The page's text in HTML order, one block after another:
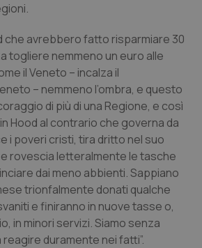
di Bolzano
di Trento
Scompenso
che avrebbero fatto risparmiare 30
togliere nemmeno un euro alle
il Veneto – incalza il
– nemmeno l’ombra, e questo
di più di una Regione, e così
Hood al contrario che governa da
i poveri cristi, tira dritto nel suo
rovescia letteralmente le tasche
dai meno abbienti. Sappiano
trionfalmente donati qualche
e finiranno in nuove tasse o,
in minori servizi. Siamo senza
duramente nei fatti”.